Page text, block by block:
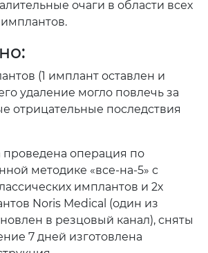
очаги в области всех
(1 имплант оставлен и
удаление могло повлечь за
отрицательные последствия
операция по
методике «все-на-5» с
имплантов и 2х
Noris Medical (один из
в резцовый канал), сняты
7 дней изготовлена